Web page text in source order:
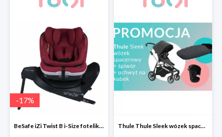
-17%
BeSafe iZi Twist B i-Size fotelik przekręcany -17% Thule Thule Sleek wózek spacerowy + śpiwór + uchwyt na kubek -350zł